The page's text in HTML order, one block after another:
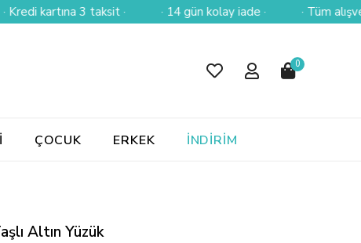
3 taksit · · 14 gün kolay iade · · Tüm
0
ÇOCUK ERKEK İNDİRİM
Altın Yüzük